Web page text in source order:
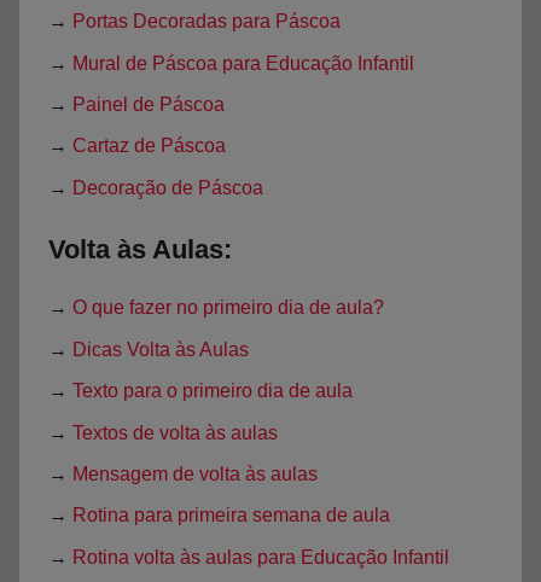
→ Portas Decoradas para Páscoa
→ Mural de Páscoa para Educação Infantil
→ Painel de Páscoa
→ Cartaz de Páscoa
→ Decoração de Páscoa
Volta às Aulas:
→ O que fazer no primeiro dia de aula?
→ Dicas Volta às Aulas
→ Texto para o primeiro dia de aula
→ Textos de volta às aulas
→ Mensagem de volta às aulas
→ Rotina para primeira semana de aula
→ Rotina volta às aulas para Educação Infantil